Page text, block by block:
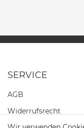
SERVICE
AGB
Widerrufs­recht